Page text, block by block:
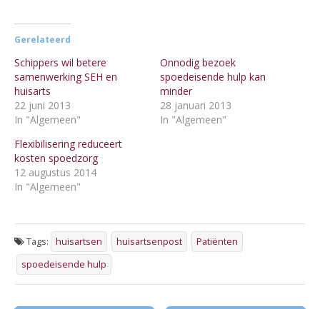
Gerelateerd
Schippers wil betere
samenwerking SEH en
huisarts
22 juni 2013
In "Algemeen"
Onnodig bezoek
spoedeisende hulp kan
minder
28 januari 2013
In "Algemeen"
Flexibilisering reduceert
kosten spoedzorg
12 augustus 2014
In "Algemeen"
Tags: huisartsen huisartsenpost
Patiënten
spoedeisende hulp